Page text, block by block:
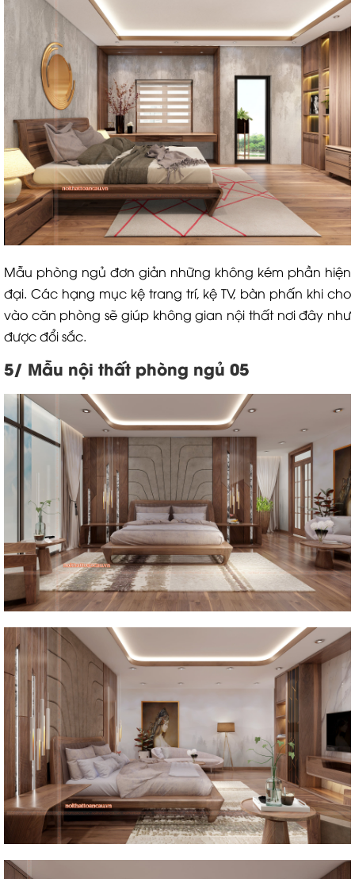
Mẫu phòng ngủ đơn giản những không kém phần hiện
đại. Các hạng mục kệ trang trí, kệ TV, bàn phấn khi cho
vào căn phòng sẽ giúp không gian nội thất nơi đây như
được đổi sắc.
5/ Mẫu nội thất phòng ngủ 05